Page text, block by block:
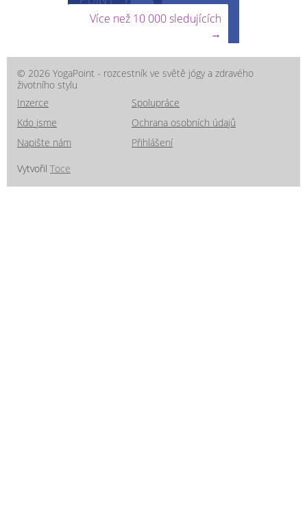
Více než 10 000 sledujících
→
© 2026 YogaPoint - rozcestník ve světě jógy a zdravého
životního stylu
Inzerce
Spolupráce
Kdo jsme
Ochrana osobních údajů
Napište nám
Přihlášení
Vytvořil Toce